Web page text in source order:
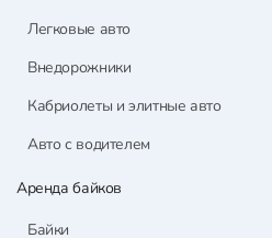
Легковые авто
Внедорожники
Кабриолеты и элитные авто
Авто с водителем
Аренда байков
Байки